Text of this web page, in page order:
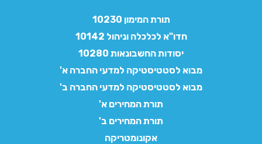
תורת המימון 10230
חדו"א לכלכלה וניהול 10142
יסודות החשבונאות 10280
מבוא לסטטיסטיקה למדעי החברה א'
מבוא לסטטיסטיקה למדעי החברה ב'
תורת המחירים א'
תורת המחירים ב'
אקונומטריקה